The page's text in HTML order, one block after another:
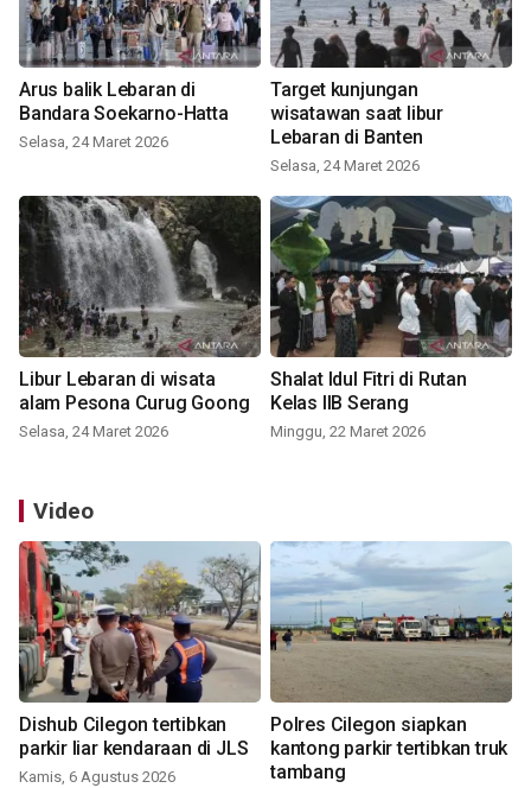
Arus balik Lebaran di
Bandara Soekarno-Hatta
Selasa, 24 Maret 2026
Target kunjungan
wisatawan saat libur
Lebaran di Banten
Selasa, 24 Maret 2026
Libur Lebaran di wisata
alam Pesona Curug Goong
Selasa, 24 Maret 2026
Shalat Idul Fitri di Rutan
Kelas IIB Serang
Minggu, 22 Maret 2026
Video
Dishub Cilegon tertibkan
parkir liar kendaraan di JLS
Kamis, 6 Agustus 2026
Polres Cilegon siapkan
kantong parkir tertibkan truk
tambang